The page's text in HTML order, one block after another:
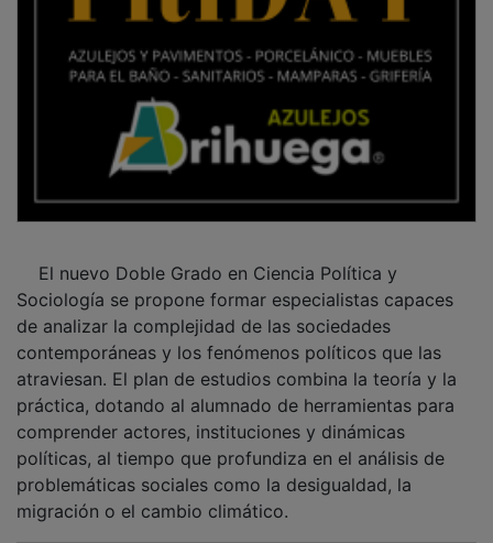
Sociología se propone formar especialistas capaces
de analizar la complejidad de las sociedades
contemporáneas y los fenómenos políticos que las
atraviesan. El plan de estudios combina la teoría y la
práctica, dotando al alumnado de herramientas para
comprender actores, instituciones y dinámicas
políticas, al tiempo que profundiza en el análisis de
problemáticas sociales como la desigualdad, la
migración o el cambio climático.